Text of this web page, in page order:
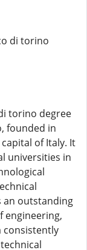
di torino
torino degree
founded in
of Italy. It
universities in
an outstanding
engineering,
consistently